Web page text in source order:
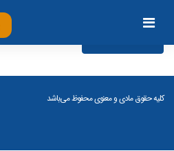
کلیه حقوق مادی و معنوی محفوظ می‌باشد